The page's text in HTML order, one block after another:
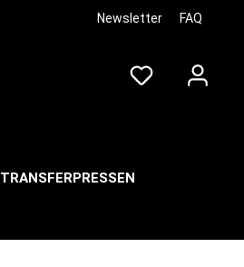
Newsletter FAQ
TRANSFERPRESSEN